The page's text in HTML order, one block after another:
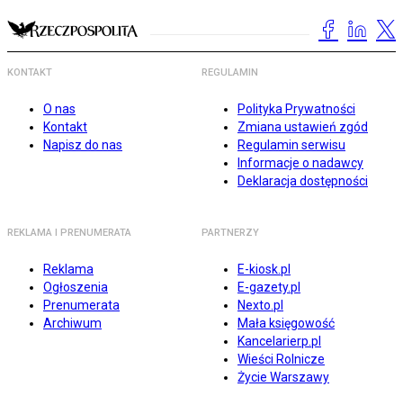
KONTAKT
O nas
Kontakt
Napisz do nas
REGULAMIN
Polityka Prywatności
Zmiana ustawień zgód
Regulamin serwisu
Informacje o nadawcy
Deklaracja dostępności
REKLAMA I PRENUMERATA
Reklama
Ogłoszenia
Prenumerata
Archiwum
PARTNERZY
E-kiosk.pl
E-gazety.pl
Nexto.pl
Mała księgowość
Kancelarierp.pl
Wieści Rolnicze
Życie Warszawy